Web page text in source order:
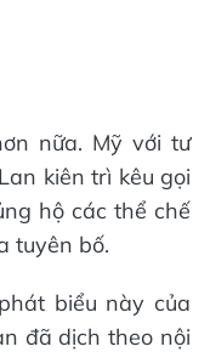
nữa. Mỹ với tư
kiên trì kêu gọi
hộ các thể chế
tuyên bố.
biểu này của
đã dịch theo nội